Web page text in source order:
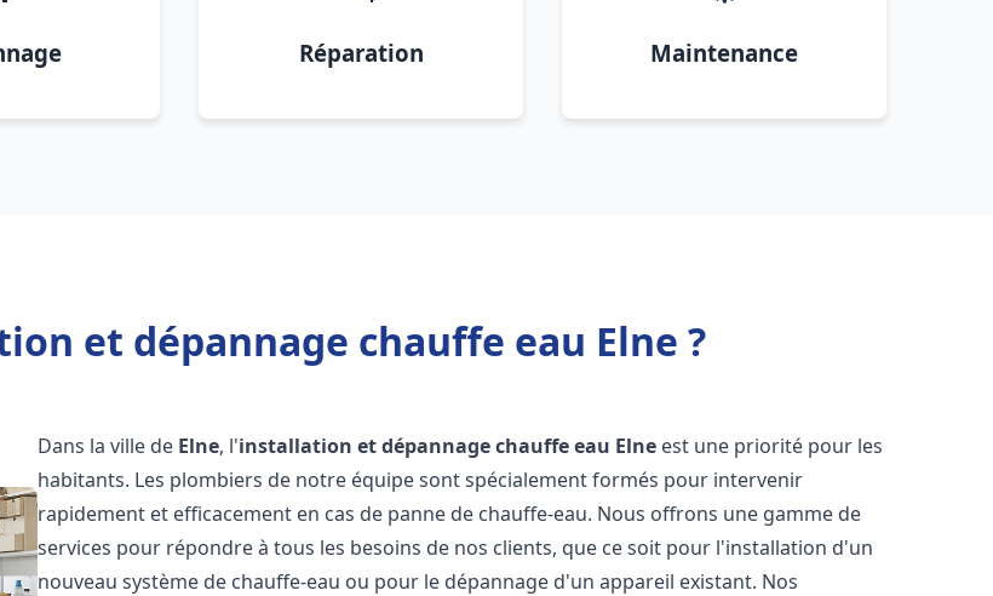
Réparation Maintenance
et dépannage chauffe eau Elne ?
Dans la ville de Elne, l'installation et dépannage chauffe eau Elne est une priorité pour les
habitants. Les plombiers de notre équipe sont spécialement formés pour intervenir
rapidement et efficacement en cas de panne de chauffe-eau. Nous offrons une gamme de
services pour répondre à tous les besoins de nos clients, que ce soit pour l'installation d'un
nouveau système de chauffe-eau ou pour le dépannage d'un appareil existant. Nos